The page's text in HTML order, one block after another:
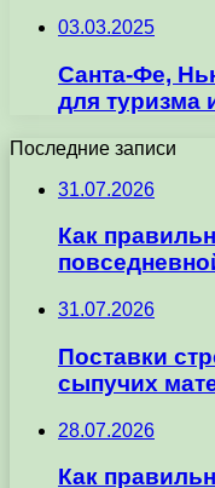
03.03.2025
Санта-Фе,
для туризма
Последние записи
31.07.2026
Как
31.07.2026
Поставки
сыпучих
28.07.2026
Как